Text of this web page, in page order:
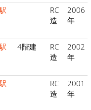
RC
造
2006
年
4階建
RC
造
2002
年
RC
造
2001
年